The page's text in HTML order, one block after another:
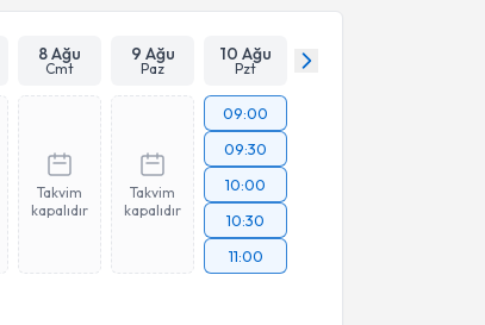
8 Ağu
Cmt
9 Ağu
Paz
10 Ağu
Pzt
Takvim
kapalıdır
Takvim
kapalıdır
09:00
09:30
10:00
10:30
11:00